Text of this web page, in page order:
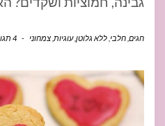
חגים חלבי ללא גלוטן ,עוגיות צמחוני - 4 תגובות